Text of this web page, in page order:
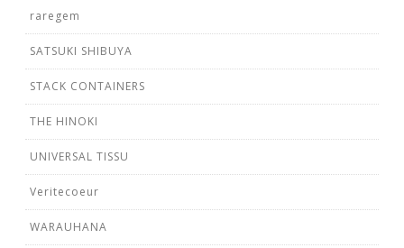
raregem
SATSUKI SHIBUYA
STACK CONTAINERS
THE HINOKI
UNIVERSAL TISSU
Veritecoeur
WARAUHANA